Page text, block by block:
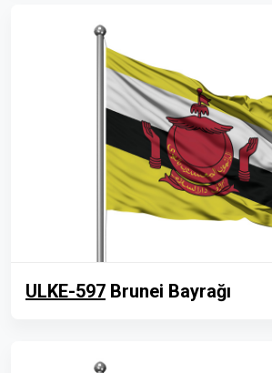
ULKE-597 Brunei Bayrağı